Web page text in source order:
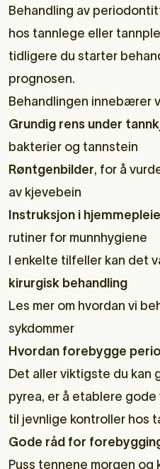
Behandling av
hos tannlege eller
tidligere du starter
prognosen.
Behandlingen innebærer
Grundig rens under
bakterier og tannstein
Røntgenbilder, for å
av kjevebein
Instruksjon i hjemmepleie
rutiner for munnhygiene
I enkelte tilfeller kan det
kirurgisk behandling
Les mer om hvordan vi
sykdommer
Hvordan forebygge
Det aller viktigste du kan
pyrea, er å etablere
til jevnlige kontroller hos
Gode råd for
Puss tennene morgen og